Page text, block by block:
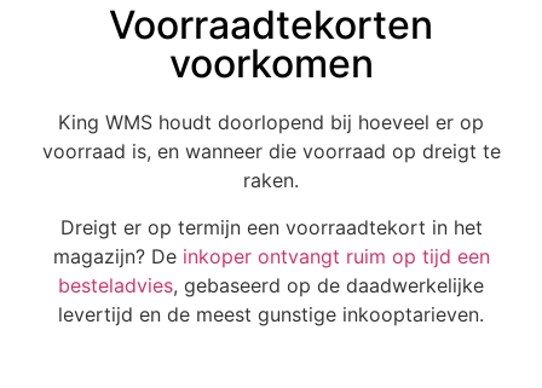
Voorraadtekorten
voorkomen
King WMS houdt doorlopend bij hoeveel er op
voorraad is, en wanneer die voorraad op dreigt te
raken.
Dreigt er op termijn een voorraadtekort in het
magazijn? De inkoper ontvangt ruim op tijd een
besteladvies, gebaseerd op de daadwerkelijke
levertijd en de meest gunstige inkooptarieven.